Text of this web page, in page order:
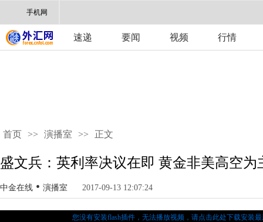
手机网
速递 要闻 视频 行情
首页 >> 演播室 >> 正文
盛文兵：英利率决议在即 黄金非美高空为
中金在线 • 演播室 2017-09-13 12:07:24
您没有安装flash插件，无法播放视频， 请点击此处下载安装